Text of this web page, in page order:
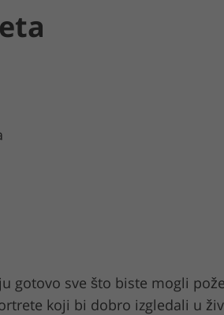
gotovo sve što biste mogli
koji bi dobro izgledali u